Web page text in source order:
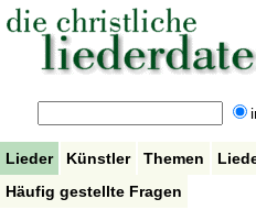
Lieder Künstler Themen
Häufig gestellte Fragen